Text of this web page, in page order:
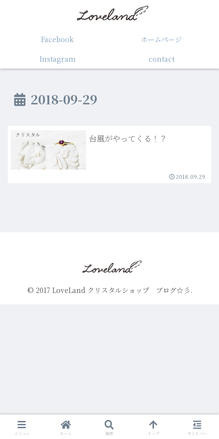
Facebook
ホームぺージ
Instagram
contact
2018-09-29
クリスタル 台風がやってくる！？
2018.09.29
© 2017 LoveLand クリスタルショップ ブログ☆彡.
メニュー ホーム 検索 トップ サイドバー